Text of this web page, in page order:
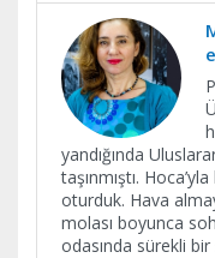
yandığında
taşınmıştı.
oturduk. Hava
molası boyunca
odasında sürekli